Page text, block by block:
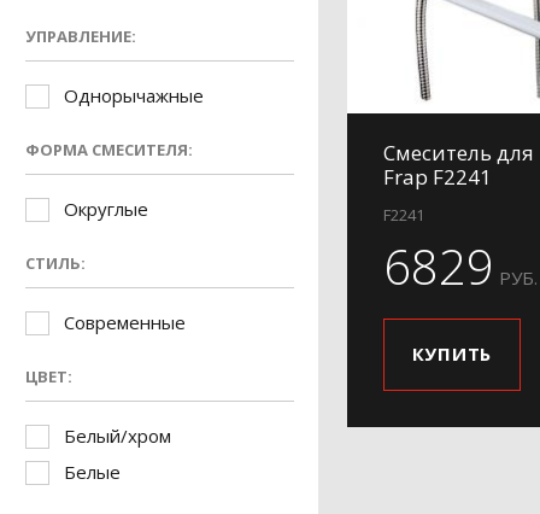
УПРАВЛЕНИЕ:
Однорычажные
ФОРМА СМЕСИТЕЛЯ:
Округлые
СТИЛЬ:
Современные
ЦВЕТ:
Белый/хром
Белые
Смеситель
Frap F2241
F2241
6829 РУБ.
КУПИТЬ